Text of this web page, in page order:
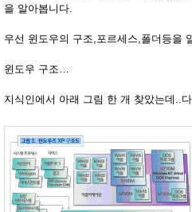
을 알아봅니다.
우선 윈도우의 구조 ,포르세스,폴더등을
윈도우 구조
지식인에서 아래 그림 한 개 찾았는데 ..